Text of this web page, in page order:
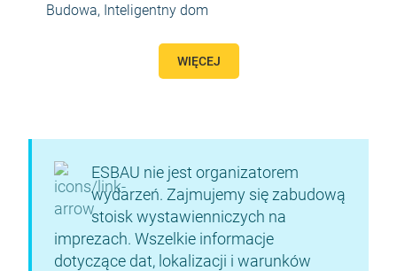
Budowa, Inteligentny dom
WIĘCEJ
ESBAU nie jest organizatorem
wydarzeń. Zajmujemy się zabudową
stoisk wystawienniczych na
imprezach. Wszelkie informacje
dotyczące dat, lokalizacji i warunków